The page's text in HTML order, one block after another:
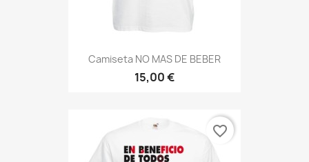
Camiseta NO MAS DE BEBER
15,00 €
favorite_border